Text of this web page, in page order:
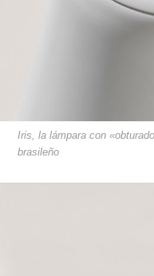
Iris, la lámpara con
brasileño